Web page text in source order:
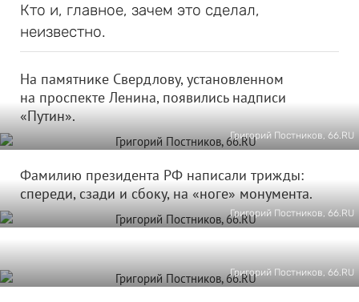
Кто и, главное, зачем это сделал,
неизвестно.
На памятнике Свердлову, установленном
на проспекте Ленина, появились надписи
«Путин».
Григорий Постников, 66.RU
Фамилию президента РФ написали трижды:
спереди, сзади и сбоку, на «ноге» монумента.
Григорий Постников, 66.RU
Григорий Постников, 66.RU